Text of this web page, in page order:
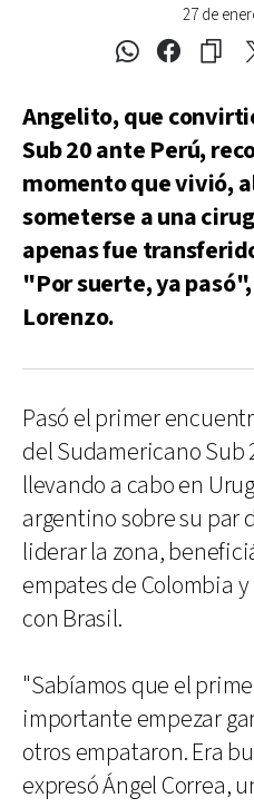
27 de
Angelito, que
Sub 20 ante Perú,
momento que vivió,
someterse a una
apenas fue
"Por suerte, ya
Lorenzo.
Pasó el primer
del Sudamericano Sub
llevando a cabo en
argentino sobre su par
liderar la zona,
empates de Colombia
con Brasil.
"Sabíamos que el
importante empezar
otros empataron. Era
expresó Ángel Correa,